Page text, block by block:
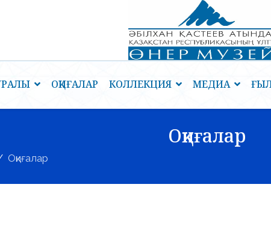
ОҚИҒАЛАР КОЛЛЕКЦИЯ МЕДИА
Оқиғалар
Оқиғалар